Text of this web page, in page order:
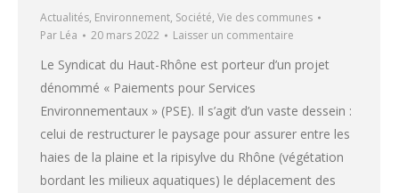
Actualités, Environnement, Société, Vie des communes
Par Léa 20 mars 2022 Laisser un commentaire
Le Syndicat du Haut-Rhône est porteur d’un projet
dénommé « Paiements pour Services
Environnementaux » (PSE). Il s’agit d’un vaste dessein :
celui de restructurer le paysage pour assurer entre les
haies de la plaine et la ripisylve du Rhône (végétation
bordant les milieux aquatiques) le déplacement des